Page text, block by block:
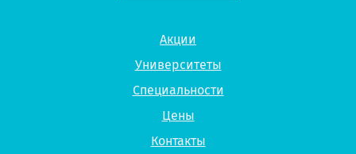
Акции
Университеты
Специальности
Цены
Контакты